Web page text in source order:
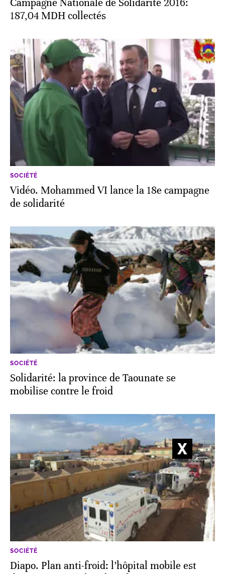
Campagne Nationale de Solidarité 2016:
187,04 MDH collectés
SOCIÉTÉ
Vidéo. Mohammed VI lance la 18e campagne
de solidarité
SOCIÉTÉ
Solidarité: la province de Taounate se
mobilise contre le froid
SOCIÉTÉ
Diapo. Plan anti-froid: l’hôpital mobile est